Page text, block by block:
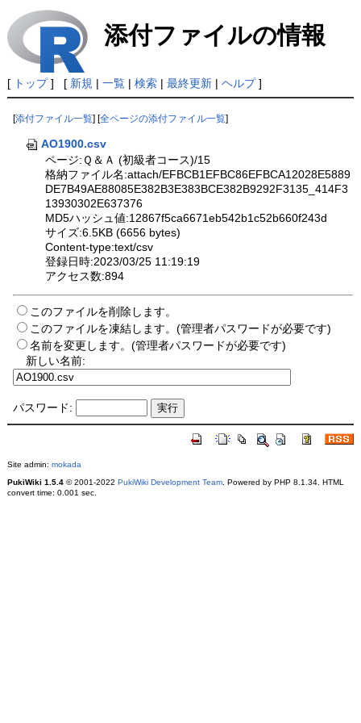
添付ファイルの情報
[ トップ] [ 新規 | 一覧| 検索| 最終更新| ヘルプ]
[添付ファイル一覧 ] [全ページの添付ファイル一覧
AO1900.csv
ページ:Ｑ＆Ａ (初級者コース)/15
格納ファイル名:attach/EFBCB1EFBC86EFBCA12028E5889
DE7B49AE88085E382B3E383BCE382B9292F3135_414F3
13930302E637376
MD5ハッシュ値:12867f5ca6671eb542b1c52b660f243d
サイズ:6.5KB (6656 bytes)
Content-type:text/csv
登録日時:2023/03/25 11:19:19
アクセス数:894
このファイルを削除します。
このファイルを凍結します。(管理者パスワードが必要です)
名前を変更します。(管理者パスワードが必要です)
新しい名前:
パスワード:
Site admin: mokada
PukiWiki 1.5.4© 2001-2022 PukiWiki Development Team. Powered by PHP 8.1.34. HTML
convert time: 0.001 sec.